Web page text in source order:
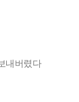
내버렸다